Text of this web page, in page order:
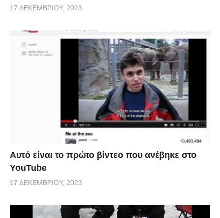
17 ΔΕΚΕΜΒΡΊΟΥ, 2023
Αυτό είναι το πρώτο βίντεο που ανέβηκε στο
YouTube
17 ΔΕΚΕΜΒΡΊΟΥ, 2023